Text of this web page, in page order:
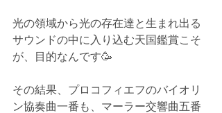
光の領域から光の存在達と生まれ出る
サウンドの中に入り込む天国鑑賞こそ
が、目的なんです🥳
その結果、プロコフィエフのバイオリ
ン協奏曲一番も、マーラー交響曲五番